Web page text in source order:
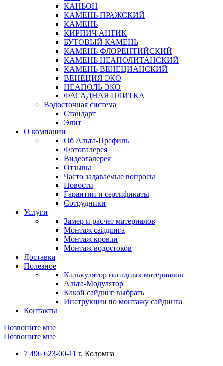
КАНЬОН
КАМЕНЬ ПРАЖСКИЙ
КАМЕНЬ
КИРПИЧ АНТИК
БУТОВЫЙ КАМЕНЬ
КАМЕНЬ ФЛОРЕНТИЙСКИЙ
КАМЕНЬ НЕАПОЛИТАНСКИЙ
КАМЕНЬ ВЕНЕЦИАНСКИЙ
ВЕНЕЦИЯ ЭКО
НЕАПОЛЬ ЭКО
ФАСАДНАЯ ПЛИТКА
Водосточная система
Стандарт
Элит
О компании
Об Альта-Профиль
Фотогалерея
Видеогалерея
Отзывы
Часто задаваемые вопросы
Новости
Гарантии и сертификаты
Сотрудники
Услуги
Замер и расчет материалов
Монтаж сайдинга
Монтаж кровли
Монтаж водостоков
Доставка
Полезное
Калькулятор фасадных материалов
Альта-Модулятор
Какой сайдинг выбрать
Инструкции по монтажу сайдинга
Контакты
Позвоните мне
Позвоните мне
7 496 623-00-11 г. Коломна